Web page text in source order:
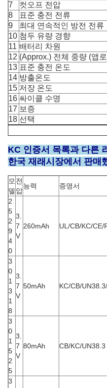
7
컷오프 전압
8
표준 충전 전류
9 최대 연속적인 방전 전류
10 첨두 유량 경향
11 배터리 차원
12 (Approx.) 전체 중량 (앱
13 표준 충전 온도
14 방출온도
15 저장 온도
16 싸이클 수명
17 보증
18 선택
KC 인증서 목록과 다른
한국 재래시장에서 판매
모
델
전
압
능력
증명서
2
5
2
9
4
0
3.
7
V
260mAh UL/CB/KC/CE/
3
0
1
3
1
8
3.
7
V
50mAh KC/CB/
3
0
1
5
2
5
3.
7
V
80mAh CB/KC/UN38.3
3